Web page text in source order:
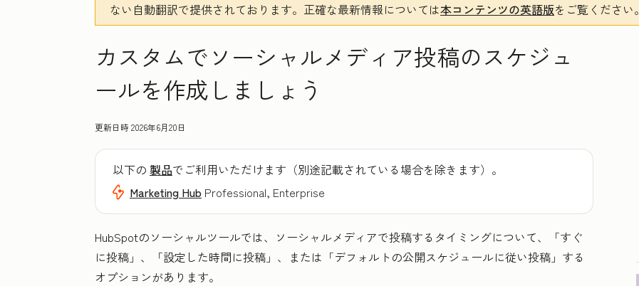
ない自動翻訳で提供されております。 正確な最新情報については本コンテンツの英語版をご覧ください。
カスタムでソーシャルメディア投稿のスケジュ
ールを作成しましょう
更新日時2026年6月20日
以下の 製品でご利用いただけます（別途記載されている場合を除きます）。
Marketing Hub Professional, Enterprise
HubSpotのソーシャルツールでは、ソーシャルメディアで投稿するタイミングについて、「すぐ
に投稿」、「設定した時間に投稿」、または「デフォルトの公開スケジュールに従い投稿」する
オプションがあります。